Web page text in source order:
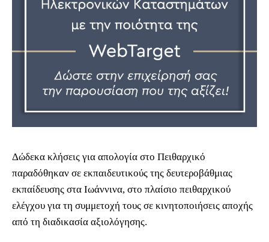
Δώδεκα κλήσεις για απολογία στο Πειθαρχικό
παραδόθηκαν σε εκπαιδευτικούς της δευτεροβάθμιας
εκπαίδευσης στα Ιωάννινα, στο πλαίσιο πειθαρχικού
ελέγχου για τη συμμετοχή τους σε κινητοποιήσεις αποχής
από τη διαδικασία αξιολόγησης.